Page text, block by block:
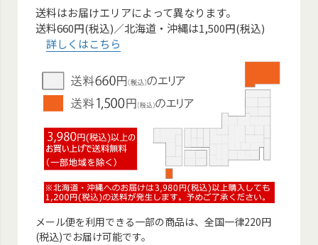
送料はお届けエリアによって異なります。
送料660円(税込)／北海道・沖縄は1,500円(税込)
詳しくはこちら
メール便を利用できる一部の商品は、全国一律220円
(税込)でお届け可能です。